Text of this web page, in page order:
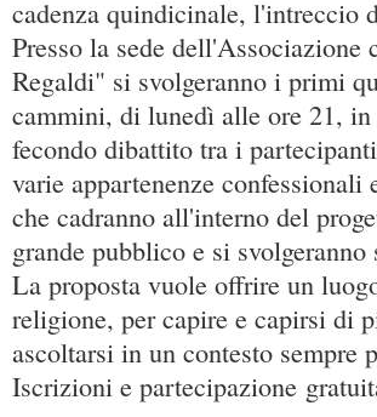
cadenza quindicinale, l'intreccio
Presso la sede
Regaldi" si svolgeranno i primi
cammini, di lunedì alle ore 21,
fecondo dibattito tra i
varie appartenenze
che cadranno all'interno del
grande pubblico e si
La proposta vuole offrire un
religione, per capire e capirsi di
ascoltarsi in un contesto
Iscrizioni e partecipazione